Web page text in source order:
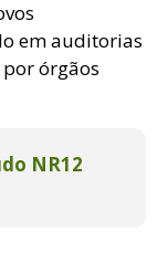
em auditorias
órgãos
NR12